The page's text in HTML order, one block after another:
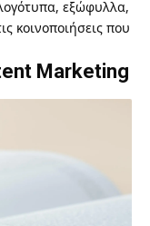
εξώφυλλα,
κοινοποιήσεις που
Marketing